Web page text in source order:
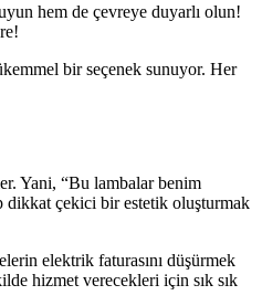
hem de çevreye duyarlı olun!
bir seçenek sunuyor. Her
Yani, “Bu lambalar benim
dikkat çekici bir estetik oluşturmak
elektrik faturasını düşürmek
hizmet verecekleri için sık sık